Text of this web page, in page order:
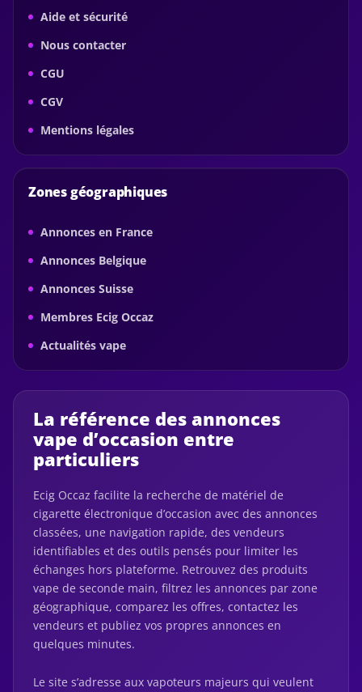
Aide et sécurité
Nous contacter
CGU
CGV
Mentions légales
Zones géographiques
Annonces en France
Annonces Belgique
Annonces Suisse
Membres Ecig Occaz
Actualités vape
La référence des annonces
vape d’occasion entre
particuliers
Ecig Occaz facilite la recherche de matériel de
cigarette électronique d’occasion avec des annonces
classées, une navigation rapide, des vendeurs
identifiables et des outils pensés pour limiter les
échanges hors plateforme. Retrouvez des produits
vape de seconde main, filtrez les annonces par zone
géographique, comparez les offres, contactez les
vendeurs et publiez vos propres annonces en
quelques minutes.
Le site s’adresse aux vapoteurs majeurs qui veulent